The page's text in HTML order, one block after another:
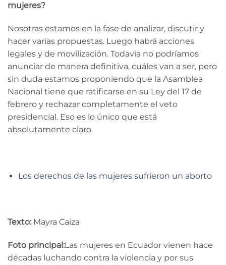
mujeres?
Nosotras estamos en la fase de analizar, discutir y
hacer varias propuestas. Luego habrá acciones
legales y de movilización. Todavía no podríamos
anunciar de manera definitiva, cuáles van a ser, pero
sin duda estamos proponiendo que la Asamblea
Nacional tiene que ratificarse en su Ley del 17 de
febrero y rechazar completamente el veto
presidencial. Eso es lo único que está
absolutamente claro.
Los derechos de las mujeres sufrieron un aborto
Texto: Mayra Caiza
Foto principal:Las mujeres en Ecuador vienen hace
décadas luchando contra la violencia y por sus